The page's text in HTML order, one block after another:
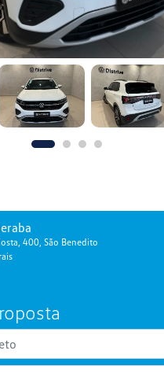
400, São Benedito